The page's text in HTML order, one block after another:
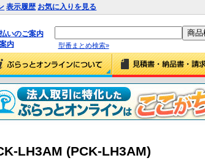
表示履歴 お気に入りを見る
いのご案内
内
型番まとめ検索»
LH3AM (PCK-LH3AM)